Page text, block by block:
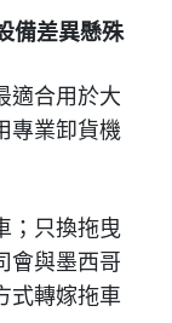
備差異懸殊
適合用於大
專業卸貨機
；只換拖曳
會與墨西哥
式轉嫁拖車